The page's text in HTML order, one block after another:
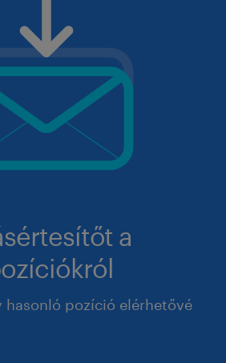
a
hasonló pozíció elérhetővé